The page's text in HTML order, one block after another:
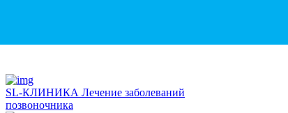
SL-КЛИНИКА Лечение заболеваний
позвоночника